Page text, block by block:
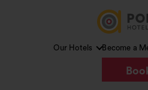
Our Hotels Become a